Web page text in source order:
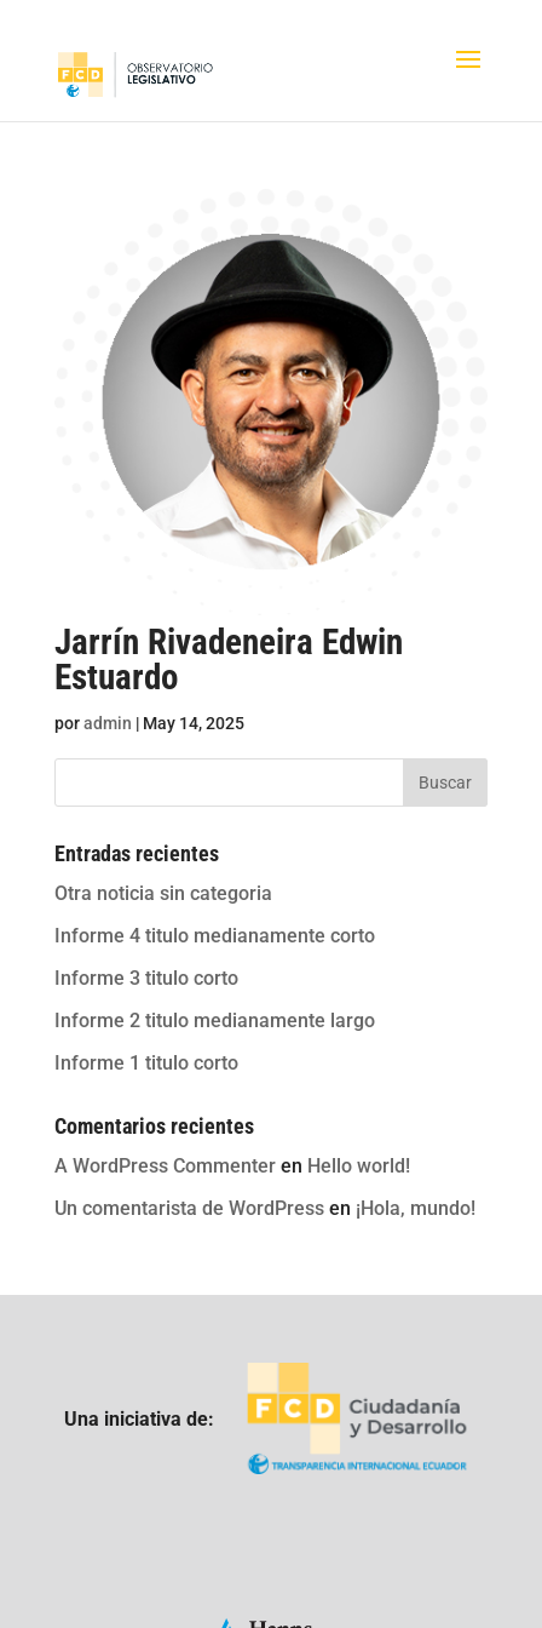
Jarrín Rivadeneira Edwin
Estuardo
poradmin | May 14, 2025
Buscar
Entradas recientes
Otra noticia sin categoria
Informe 4 titulo medianamente corto
Informe 3 titulo corto
Informe 2 titulo medianamente largo
Informe 1 titulo corto
Comentarios recientes
A WordPress Commenteren Hello world!
Un comentarista de WordPressen ¡Hola, mundo!
Una iniciativa de: